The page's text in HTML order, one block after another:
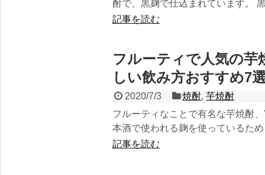
酎で、黒麹で仕込まれています。
記事を読む
フルーティで人気の芋
しい飲み方おすすめ7
2020/7/3 焼酎,芋焼酎
フルーティなことで有名な芋焼酎
本酒で使われる麹を使っているた
記事を読む